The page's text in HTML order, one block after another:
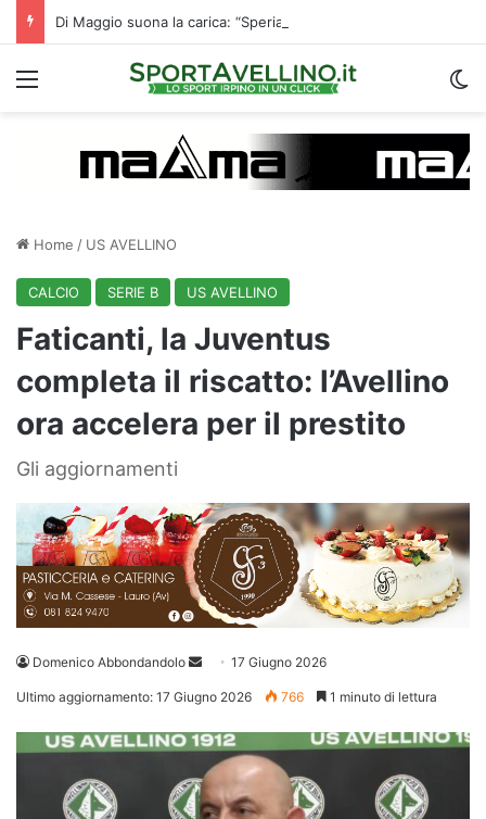
Menu
Home / US AVELLINO
CALCIO SERIE B US AVELLINO
Faticanti, la Juventus
completa il riscatto: l’Avellino
ora accelera per il prestito
Gli aggiornamenti
Domenico Abbondandolo
Invia 17 Giugno 2026
Ultimo aggiornamento: 17 Giugno 2026 766 1 minuto di lettura